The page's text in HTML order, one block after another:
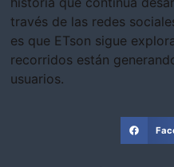
través de las redes
es que ETson sigue
recorridos están
usuarios.